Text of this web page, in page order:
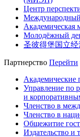
Центр
Международный
Академическая
Молодёжный
圣彼得堡国立经
Партнерство Перейти
Академические
Управление по
и
Членство в
Членство в
Общежитие
Издательство